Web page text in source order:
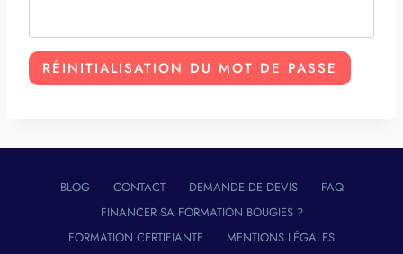
l
i
a
o
RÉINITIALISATION DU MOT DE PASSE
BLOG CONTACT DEMANDE DE DEVIS
FAQ
FINANCER SA FORMATION BOUGIES ?
FORMATION CERTIFIANTE
MENTIONS LÉGALES